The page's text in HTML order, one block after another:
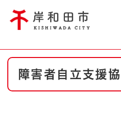
やさしい日本語
防災・緊急情報
ハザードマップ
本
障害者自立支援